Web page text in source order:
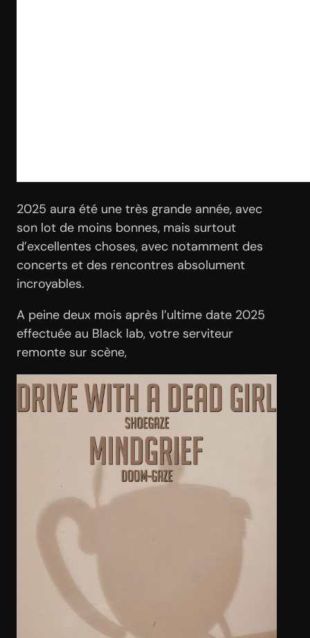
2025 aura été une très grande année, avec
son lot de moins bonnes, mais surtout
d’excellentes choses, avec notamment des
concerts et des rencontres absolument
incroyables.
A peine deux mois après l’ultime date 2025
effectuée au Black lab, votre serviteur
remonte sur scène,